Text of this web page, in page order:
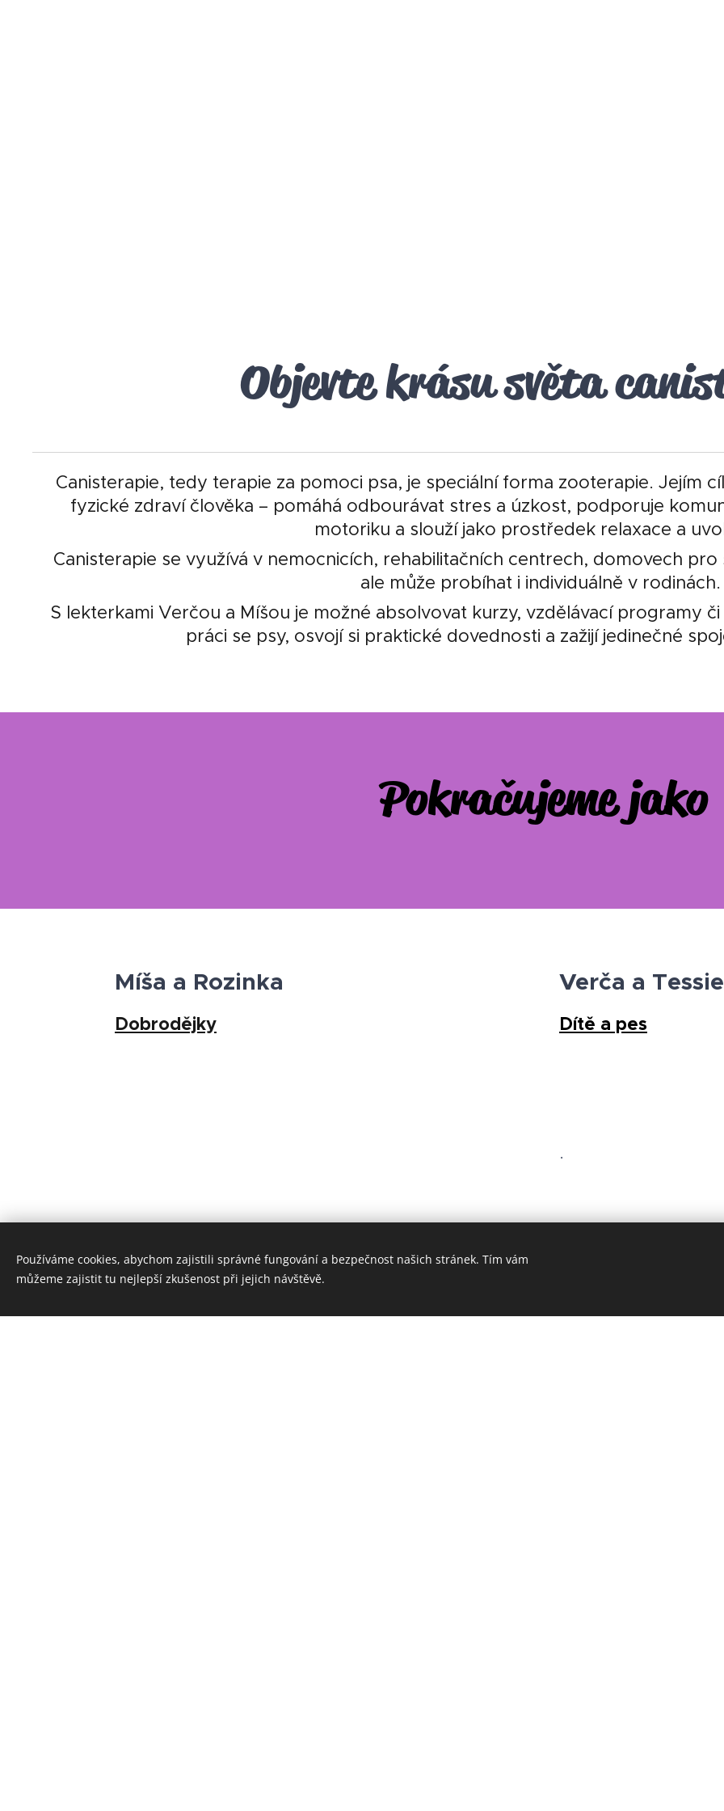
Objevte krásu světa
Canisterapie, tedy terapie za pomoci psa, je speciální forma zooterapie. Jejím
fyzické zdraví člověka – pomáhá odbourávat stres a úzkost, podporuje
motoriku a slouží jako prostředek relaxace a
Canisterapie se využívá v nemocnicích, rehabilitačních centrech, domovech pro
ale může probíhat i individuálně v rodinách.
S lekterkami Verčou a Míšou je možné absolvovat kurzy, vzdělávací programy
práci se psy, osvojí si praktické dovednosti a zažijí jedinečné
Pokračujeme jako
Míša a Rozinka
Dobrodějky
Verča a Tessie
Dítě a pes
.
Spolupracujeme
Používáme cookies, abychom zajistili správné fungování a bezpečnost našich stránek. Tím vám
můžeme zajistit tu nejlepší zkušenost při jejich návštěvě.